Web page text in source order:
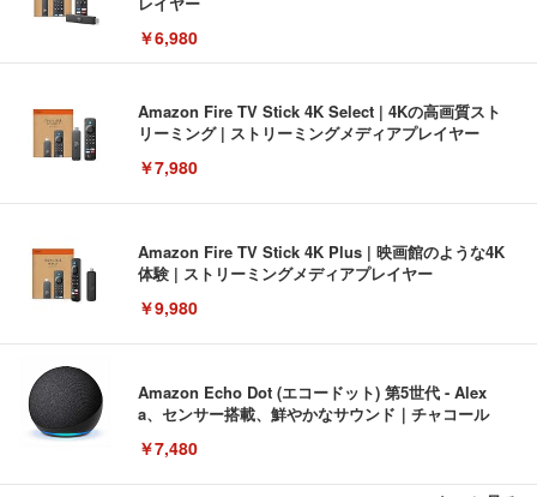
￥6,980
Amazon Fire TV Stick 4K Select | 4Kの高画質スト
リーミング | ストリーミングメディアプレイヤー
￥7,980
Amazon Fire TV Stick 4K Plus | 映画館のような4K
体験 | ストリーミングメディアプレイヤー
￥9,980
Amazon Echo Dot (エコードット) 第5世代 - Alex
a、センサー搭載、鮮やかなサウンド｜チャコール
￥7,480